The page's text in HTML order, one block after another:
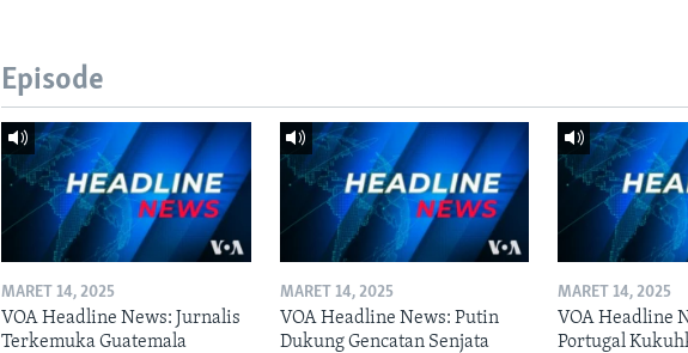
Episode
MARET 14, 2025
VOA Headline News: Jurnalis
Terkemuka Guatemala
MARET 14, 2025
VOA Headline News: Putin
Dukung Gencatan Senjata
MARET 14, 2025
VOA Headline
Portugal